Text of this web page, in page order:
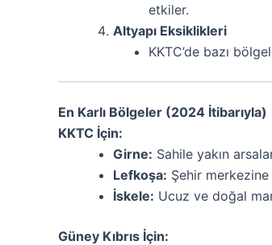
etkiler.
Altyapı Eksiklikleri
KKTC’de bazı
En Karlı Bölgeler (2024 İtibarıyla)
KKTC İçin:
Girne: Sahile yakın
Lefkoşa: Şehir
İskele: Ucuz ve doğal
Güney Kıbrıs İçin: